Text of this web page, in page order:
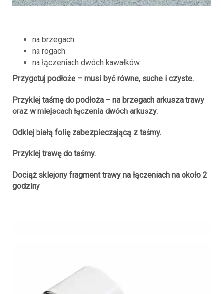
na brzegach
na rogach
na łączeniach dwóch kawałków
Przygotuj podłoże – musi być równe, suche i czyste.
Przyklej taśmę do podłoża – na brzegach arkusza trawy
oraz w miejscach łączenia dwóch arkuszy.
Odklej białą folię zabezpieczającą z taśmy.
Przyklej trawę do taśmy.
Dociąż sklejony fragment trawy na łączeniach na około 2
godziny